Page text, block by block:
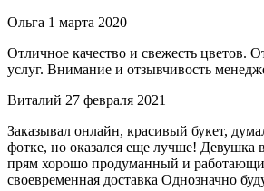
Ольга 1 марта 2020
Отличное качество и свежесть цветов.
услуг. Внимание и отзывчивость
Виталий 27 февраля 2021
Заказывал онлайн, красивый букет,
фотке, но оказался еще лучше! Девушка
прям хорошо продуманный и
своевременная доставка Однозначно